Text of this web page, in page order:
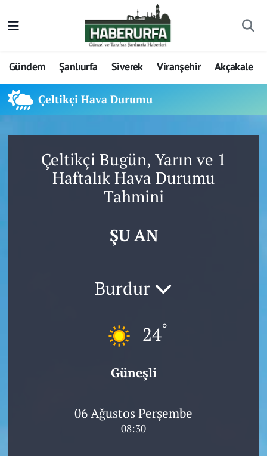
Gündem Şanlıurfa Siverek Viranşehir Akçakale
Çeltikçi Hava Durumu
Çeltikçi Bugün, Yarın ve 1
Haftalık Hava Durumu
Tahmini
ŞU AN
Burdur
24°
Güneşli
06 Ağustos Perşembe
08:30